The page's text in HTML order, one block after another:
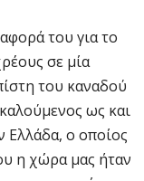
του για το
σε μία
του καναδού
ως και
Ελλάδα, ο οποίος
η χώρα μας ήταν